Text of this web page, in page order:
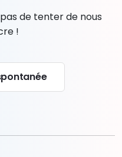
de tenter de nous
!